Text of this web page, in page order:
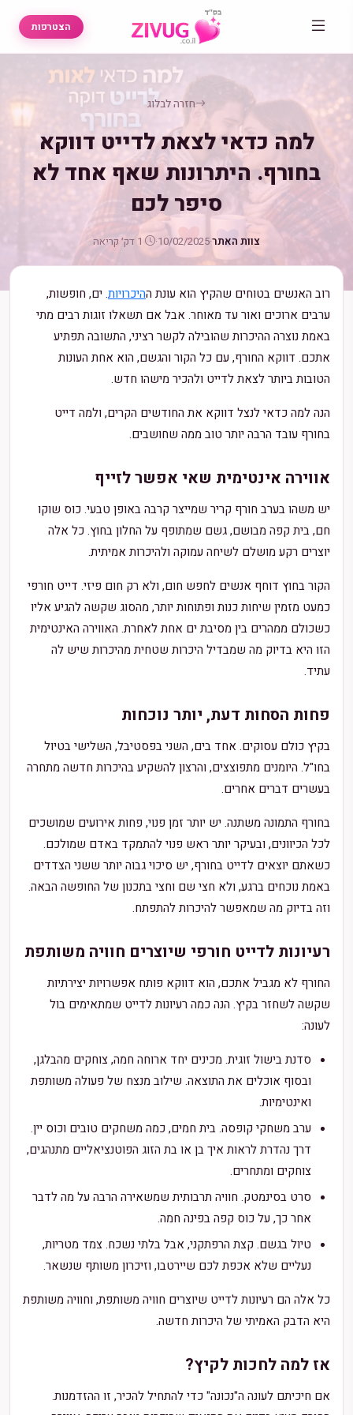
הצטרפות
חזרה לבלוג
למה כדאי לצאת לדייט דווקא
בחורף. היתרונות שאף אחד לא
סיפר לכם
צוות האתר·
10/02/2025
·
רוב האנשים בטוחים שהקיץ הוא עונת ההיכרויות. ים, חופשות,
ערבים ארוכים ואור עד מאוחר. אבל אם תשאלו זוגות רבים מתי
באמת נוצרה ההיכרות שהובילה לקשר רציני, התשובה תפתיע
אתכם. דווקא החורף, עם כל הקור והגשם, הוא אחת העונות
הטובות ביותר לצאת לדייט ולהכיר מישהו חדש.
הנה למה כדאי לנצל דווקא את החודשים הקרים, ולמה דייט
בחורף עובד הרבה יותר טוב ממה שחושבים.
אווירה אינטימית שאי אפשר לזייף
יש משהו בערב חורף קריר שמייצר קרבה באופן טבעי. כוס שוקו
חם, בית קפה מבושם, גשם שמתופף על החלון בחוץ. כל אלה
יוצרים רקע מושלם לשיחה עמוקה ולהיכרות אמיתית.
הקור בחוץ דוחף אנשים לחפש חום, ולא רק חום פיזי. דייט חורפי
כמעט מזמין שיחות כנות ופתוחות יותר, מהסוג שקשה להגיע אליו
כשכולם ממהרים בין מסיבת ים אחת לאחרת. האווירה האינטימית
הזו היא בדיוק מה שמבדיל היכרות שטחית מהיכרות שיש לה
עתיד.
פחות הסחות דעת, יותר נוכחות
בקיץ כולם עסוקים. אחד בים, השני בפסטיבל, השלישי בטיול
בחו"ל. היומנים מתפוצצים, והרצון להשקיע בהיכרות חדשה מתחרה
בעשרים דברים אחרים.
בחורף התמונה משתנה. יש יותר זמן פנוי, פחות אירועים שמושכים
לכל הכיוונים, ובעיקר יותר ראש פנוי להתמקד באדם שמולכם.
כשאתם יוצאים לדייט בחורף, יש סיכוי גבוה יותר ששני הצדדים
באמת נוכחים ברגע, ולא חצי שם וחצי בתכנון של החופשה הבאה.
וזה בדיוק מה שמאפשר להיכרות להתפתח.
רעיונות לדייט חורפי שיוצרים חוויה משותפת
החורף לא מגביל אתכם, הוא דווקא פותח אפשרויות יצירתיות
שקשה לשחזר בקיץ. הנה כמה רעיונות לדייט שמתאימים בול
לעונה:
סדנת בישול זוגית. מכינים יחד ארוחה חמה, צוחקים מהבלגן,
ובסוף אוכלים את התוצאה. שילוב מנצח של פעולה משותפת
ואינטימיות.
ערב משחקי קופסה. בית חמים, כמה משחקים טובים וכוס יין.
דרך נהדרת לראות איך בן או בת הזוג הפוטנציאליים מתנהגים,
צוחקים ומתחרים.
סרט בסינמטק. חוויה תרבותית שמשאירה הרבה על מה לדבר
אחר כך, על כוס קפה בפינה חמה.
טיול בגשם. קצת הרפתקני, אבל בלתי נשכח. צמד מטריות,
נעליים שלא אכפת לכם שיירטבו, וזיכרון משותף שנשאר.
כל אלה הם רעיונות לדייט שיוצרים חוויה משותפת, וחוויה משותפת
היא הדבק האמיתי של היכרות חדשה.
אז למה לחכות לקיץ?
אם חיכיתם לעונה ה"נכונה" כדי להתחיל להכיר, זו ההזדמנות.